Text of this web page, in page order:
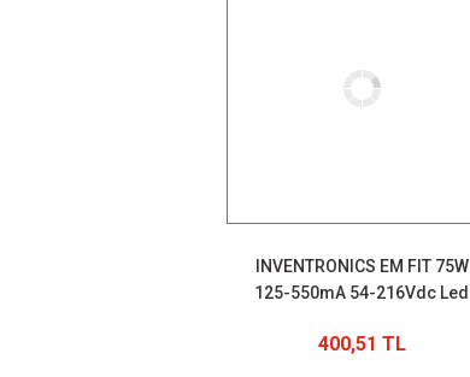
INVENTRONICS EM FIT 75W
125-550mA 54-216Vdc Led
400,51 TL